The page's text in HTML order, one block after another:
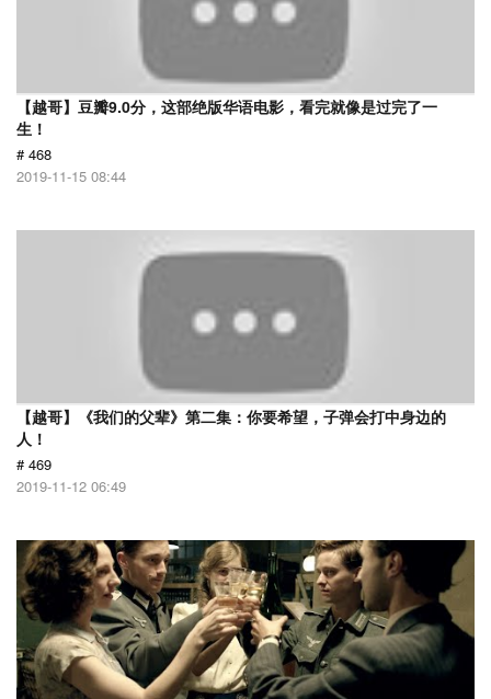
【越哥】豆瓣9.0分，这部绝版华语电影，看完就像是过完了一
生！
# 468
2019-11-15 08:44
【越哥】《我们的父辈》第二集：你要希望，子弹会打中身边的
人！
# 469
2019-11-12 06:49